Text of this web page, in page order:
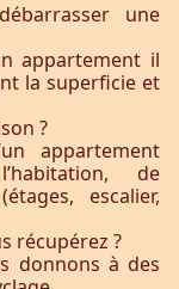
une
appartement il
la superficie et
?
appartement
de
escalier,
récupérez ?
donnons à des